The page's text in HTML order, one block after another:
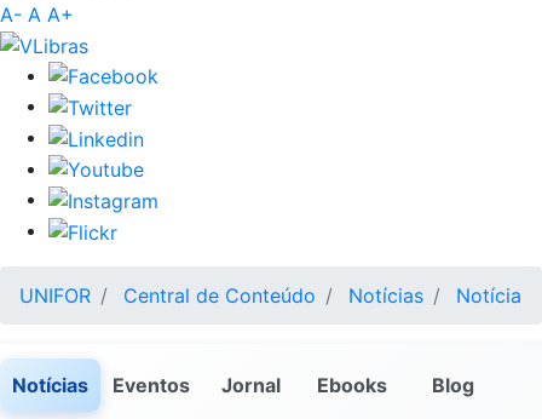
A- A A+
UNIFOR Central de Conteúdo Notícias Notícia
Notícias Eventos Jornal Ebooks Blog